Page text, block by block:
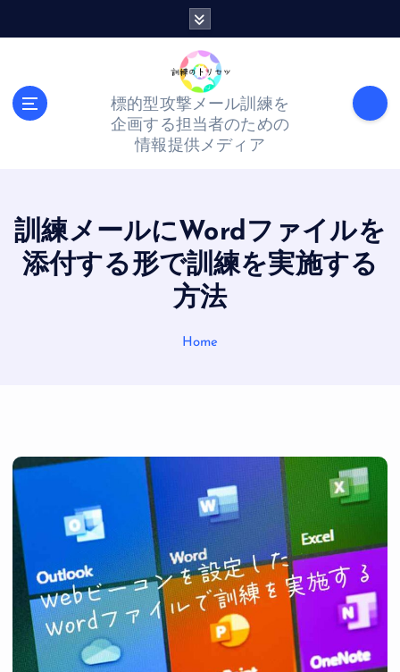
k
標的型攻撃メール訓練を
企画する担当者のための
情報提供メディア
訓練メールにWordファイルを
添付する形で訓練を実施する
方法
Home